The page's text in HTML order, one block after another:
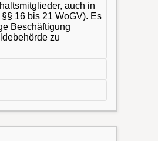
auch in
16 bis 21 WoGV). Es
Beschäftigung
zu